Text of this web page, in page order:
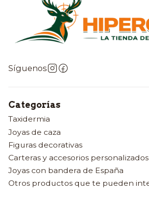
Síguenos
Categorías
Taxidermia
Joyas de caza
Figuras decorativas
Carteras y accesorios personalizados
Joyas con bandera de España
Otros productos que te pueden